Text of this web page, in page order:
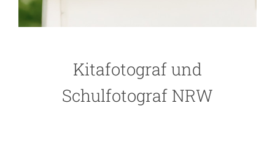
Kitafotograf und
Schulfotograf NRW